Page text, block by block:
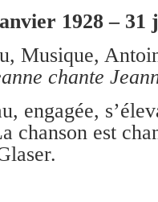
1928 – 31
Musique,
chante
engagée,
chanson est